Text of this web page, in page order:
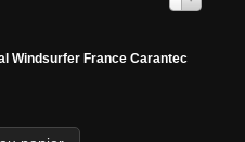
Windsurfer France Carantec